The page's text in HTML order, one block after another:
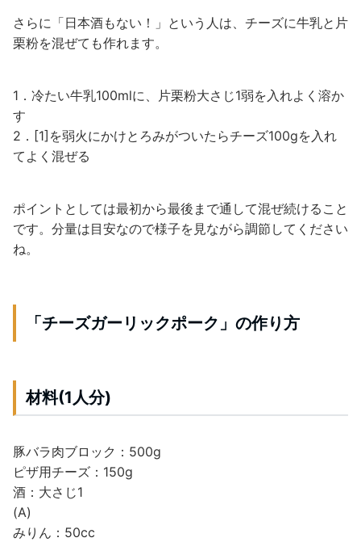
さらに「日本酒もない！」という人は、チーズに牛乳と片
栗粉を混ぜても作れます。
1．冷たい牛乳100mlに、片栗粉大さじ1弱を入れよく溶か
す
2．[1]を弱火にかけとろみがついたらチーズ100gを入れ
てよく混ぜる
ポイントとしては最初から最後まで通して混ぜ続けること
です。分量は目安なので様子を見ながら調節してください
ね。
「チーズガーリックポーク」の作り方
材料(1人分)
豚バラ肉ブロック：500g
ピザ用チーズ：150g
酒：大さじ1
(A)
みりん：50cc